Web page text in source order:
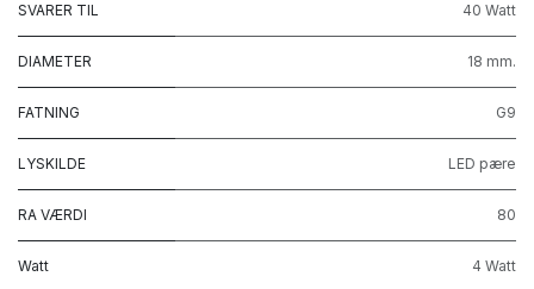
SVARER TIL 40 Watt
DIAMETER 18 mm.
FATNING G9
LYSKILDE LED pære
RA VÆRDI 80
Watt 4 Watt